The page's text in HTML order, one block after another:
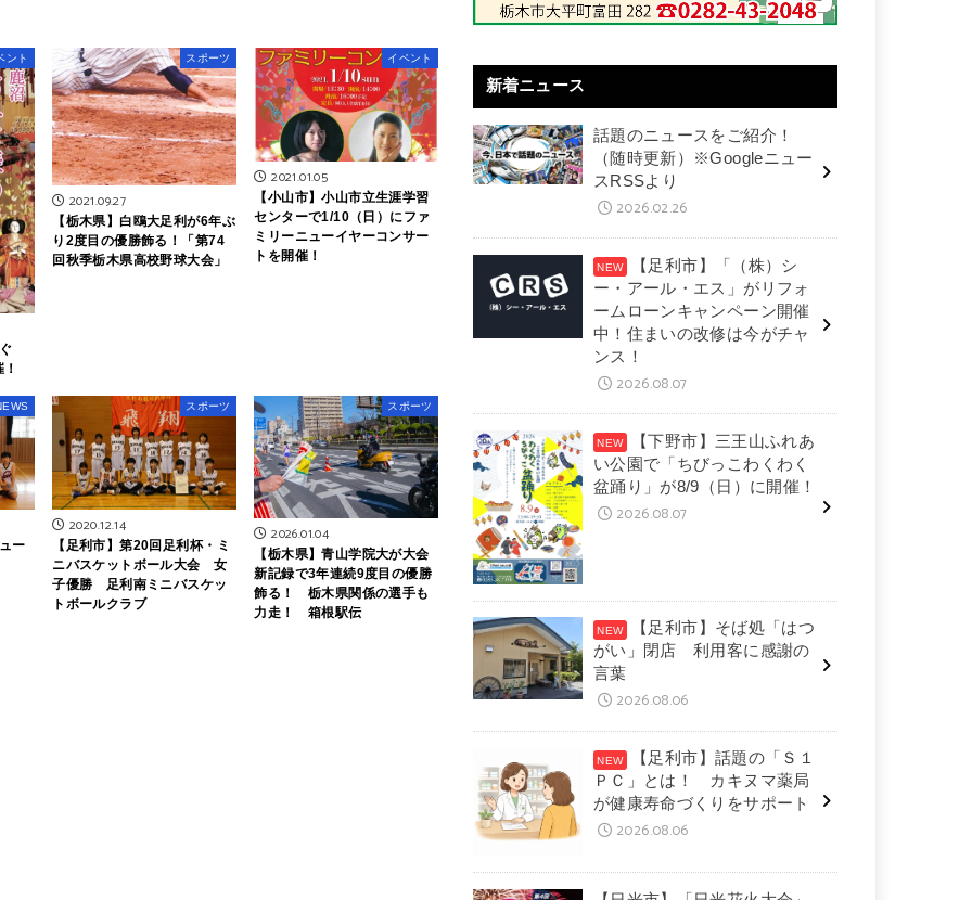
ント スポーツ
2021.09.27
【栃木県】白鴎大足利が6年ぶ
り2度目の優勝飾る！「第74
回秋季栃木県高校野球大会」
イベント
2021.01.05
【小山市】小山市立生涯学習
センターで1/10（日）にファ
ミリーニューイヤーコンサー
トを開催！
ー
スポーツ
2020.12.14
【足利市】第20回足利杯・ミ
ニバスケットボール大会 女
子優勝 足利南ミニバスケッ
トボールクラブ
スポーツ
2026.01.04
【栃木県】青山学院大が大会
新記録で3年連続9度目の優勝
飾る！ 栃木県関係の選手も
力走！ 箱根駅伝
新着ニュース
話題のニュースをご紹介！
（随時更新）※Googleニュー
スRSSより
2026.02.26
【足利市】「（株）シ
ー・アール・エス」がリフォ
ームローンキャンペーン開催
中！住まいの改修は今がチャ
ンス！
2026.08.07
【下野市】三王山ふれあ
い公園で「ちびっこわくわく
盆踊り」が8/9（日）に開催！
2026.08.07
【足利市】そば処「はつ
がい」閉店 利用客に感謝の
言葉
2026.08.06
【足利市】話題の「Ｓ１
ＰＣ」とは！ カキヌマ薬局
が健康寿命づくりをサポート
2026.08.06